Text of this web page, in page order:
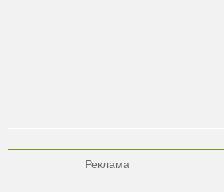
Реклама